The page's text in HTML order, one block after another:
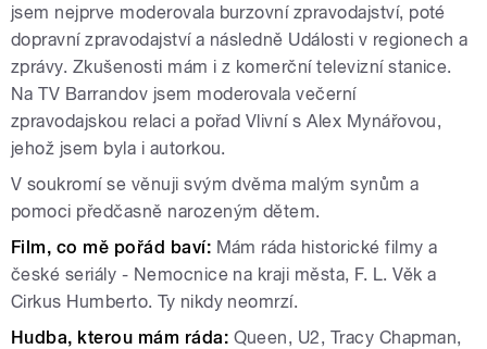
jsem nejprve moderovala burzovní zpravodajství, poté
dopravní zpravodajství a následně Události v regionech a
zprávy. Zkušenosti mám i z komerční televizní stanice.
Na TV Barrandov jsem moderovala večerní
zpravodajskou relaci a pořad Vlivní s Alex Mynářovou,
jehož jsem byla i autorkou.
V soukromí se věnuji svým dvěma malým synům a
pomoci předčasně narozeným dětem.
Film, co mě pořád baví: Mám ráda historické filmy a
české seriály - Nemocnice na kraji města, F. L. Věk a
Cirkus Humberto. Ty nikdy neomrzí.
Hudba, kterou mám ráda: Queen, U2, Tracy Chapman,